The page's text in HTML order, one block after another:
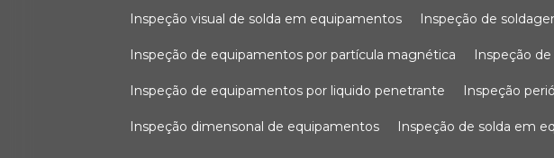
inspeção visual de solda em equipamentos inspeção de
inspeção de equipamentos por partícula magnética inspeção
inspeção de equipamentos por liquido penetrante inspeção
inspeção dimensonal de equipamentos inspeção de solda em